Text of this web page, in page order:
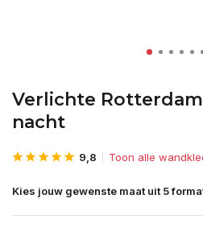
Verlichte
nacht
9,8 Toon alle
Kies jouw gewenste maat uit 5